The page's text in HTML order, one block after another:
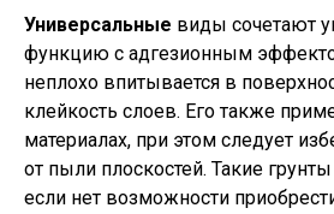
Универсальные виды сочетают
функцию с адгезионным
неплохо впитывается в
клейкость слоев. Его также
материалах, при этом следует
от пыли плоскостей. Такие
если нет возможности